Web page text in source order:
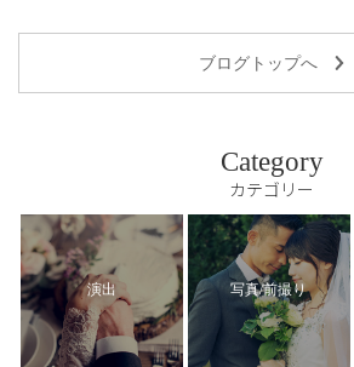
ブログトップへ
Category
カテゴリー
演出 写真/前撮り